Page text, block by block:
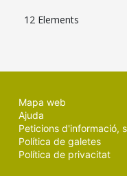
12 Elements
Mapa web
Ajuda
Peticions d'informació,
Política de galetes
Política de privacitat